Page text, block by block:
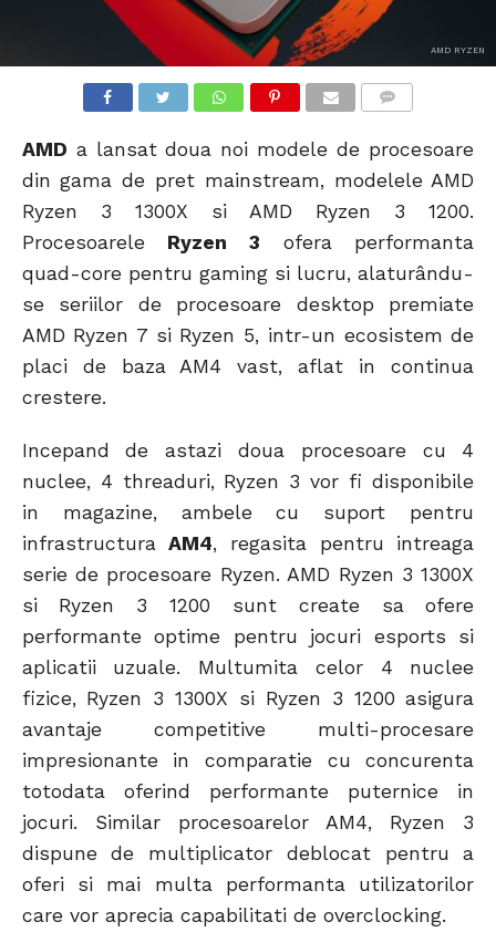
AMD RYZEN
AMD a lansat doua noi modele de procesoare
din gama de pret mainstream, modelele AMD
Ryzen 3 1300X si AMD Ryzen 3 1200.
Procesoarele Ryzen 3 ofera performanta
quad-core pentru gaming si lucru, alaturându-
se seriilor de procesoare desktop premiate
AMD Ryzen 7 si Ryzen 5, intr-un ecosistem de
placi de baza AM4 vast, aflat in continua
crestere.
Incepand de astazi doua procesoare cu 4
nuclee, 4 threaduri, Ryzen 3 vor fi disponibile
in magazine, ambele cu suport pentru
infrastructuraAM4, regasita pentru intreaga
serie de procesoare Ryzen. AMD Ryzen 3 1300X
si Ryzen 3 1200 sunt create sa ofere
performante optime pentru jocuri esports si
aplicatii uzuale. Multumita celor 4 nuclee
fizice, Ryzen 3 1300X si Ryzen 3 1200 asigura
avantaje competitive multi-procesare
impresionante in comparatie cu concurenta
totodata oferind performante puternice in
jocuri. Similar procesoarelor AM4, Ryzen 3
dispune de multiplicator deblocat pentru a
oferi si mai multa performanta utilizatorilor
care vor aprecia capabilitati de overclocking.